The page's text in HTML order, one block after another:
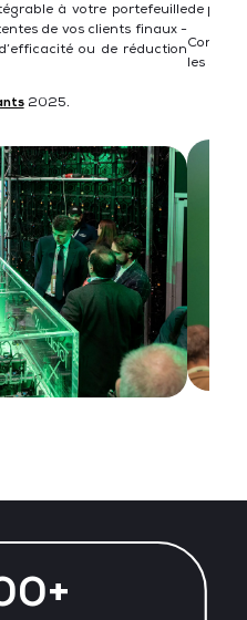
à votre portefeuille
de vos clients finaux -
ou de réduction
2025.
de
les